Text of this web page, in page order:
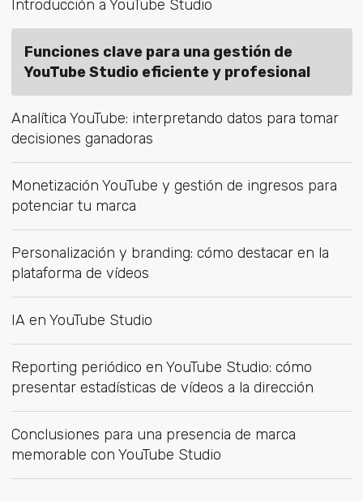
Introducción a YouTube Studio
Funciones clave para una gestión de
YouTube Studio eficiente y profesional
Analítica YouTube: interpretando datos para tomar
decisiones ganadoras
Monetización YouTube y gestión de ingresos para
potenciar tu marca
Personalización y branding: cómo destacar en la
plataforma de vídeos
IA en YouTube Studio
Reporting periódico en YouTube Studio: cómo
presentar estadísticas de vídeos a la dirección
Conclusiones para una presencia de marca
memorable con YouTube Studio